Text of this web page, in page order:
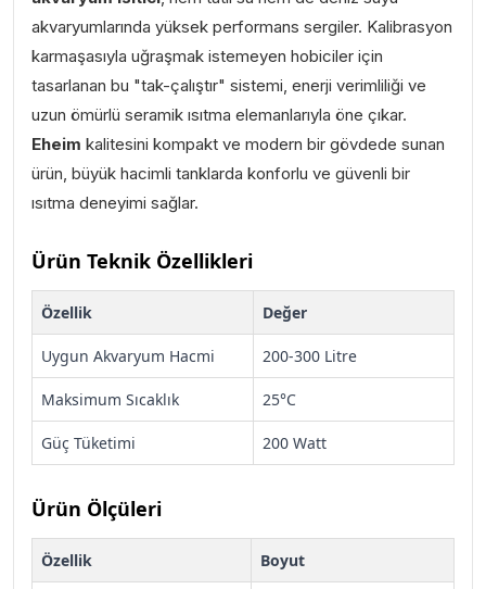
akvaryumlarında yüksek performans sergiler. Kalibrasyon
karmaşasıyla uğraşmak istemeyen hobiciler için
tasarlanan bu "tak-çalıştır" sistemi, enerji verimliliği ve
uzun ömürlü seramik ısıtma elemanlarıyla öne çıkar.
Eheim kalitesini kompakt ve modern bir gövdede sunan
ürün, büyük hacimli tanklarda konforlu ve güvenli bir
ısıtma deneyimi sağlar.
Ürün Teknik Özellikleri
Özellik Değer
Uygun Akvaryum Hacmi 200-300 Litre
Maksimum Sıcaklık 25°C
Güç Tüketimi 200 Watt
Ürün Ölçüleri
Özellik Boyut